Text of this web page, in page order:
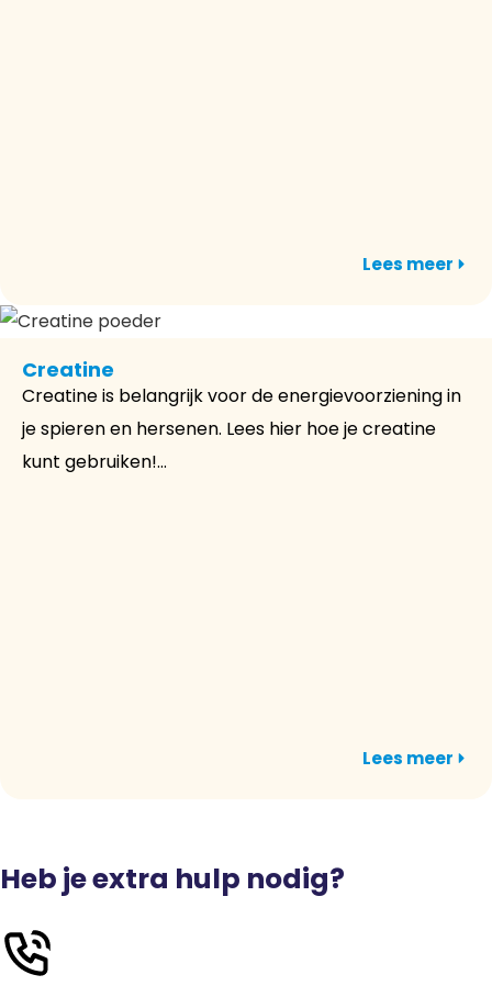
Lees meer
Creatine
Creatine is belangrijk voor de energievoorziening in
je spieren en hersenen. Lees hier hoe je creatine
kunt gebruiken!...
Lees meer
Heb je extra hulp nodig?